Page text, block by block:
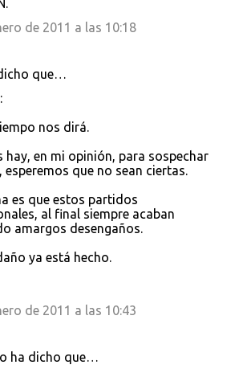
de 2011 a las 10:18
que…
nos dirá.
hay, en mi opinión, para sospechar
esperemos que no sean ciertas.
es que estos partidos
al final siempre acaban
amargos desengaños.
ya está hecho.
de 2011 a las 10:43
ha dicho que…